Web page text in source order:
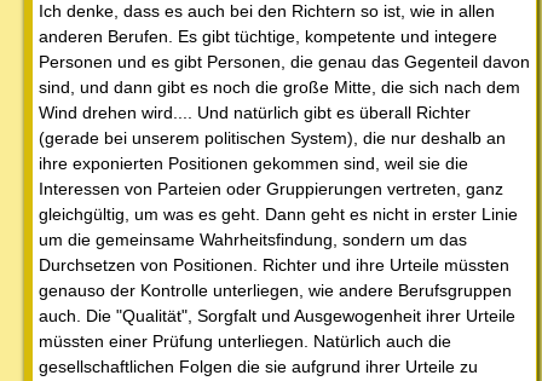
Ich denke, dass es auch bei den Richtern so ist, wie in allen
anderen Berufen. Es gibt tüchtige, kompetente und integere
Personen und es gibt Personen, die genau das Gegenteil davon
sind, und dann gibt es noch die große Mitte, die sich nach dem
Wind drehen wird.... Und natürlich gibt es überall Richter
(gerade bei unserem politischen System), die nur deshalb an
ihre exponierten Positionen gekommen sind, weil sie die
Interessen von Parteien oder Gruppierungen vertreten, ganz
gleichgültig, um was es geht. Dann geht es nicht in erster Linie
um die gemeinsame Wahrheitsfindung, sondern um das
Durchsetzen von Positionen. Richter und ihre Urteile müssten
genauso der Kontrolle unterliegen, wie andere Berufsgruppen
auch. Die "Qualität", Sorgfalt und Ausgewogenheit ihrer Urteile
müssten einer Prüfung unterliegen. Natürlich auch die
gesellschaftlichen Folgen die sie aufgrund ihrer Urteile zu